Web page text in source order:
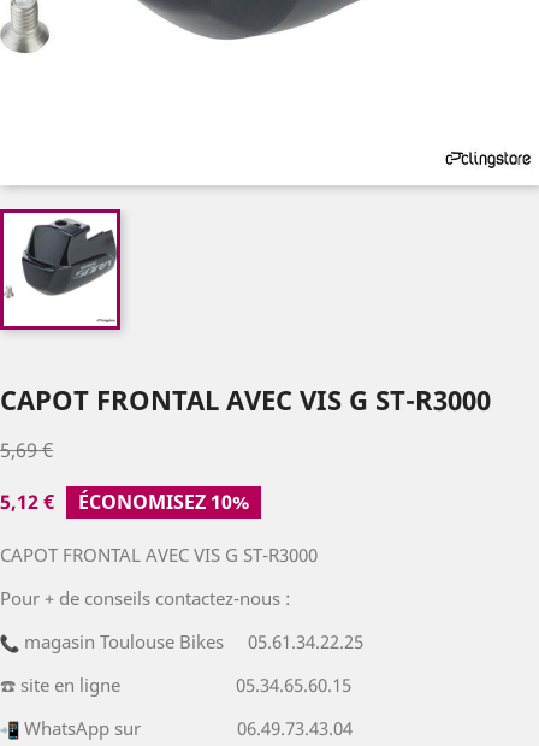
CAPOT FRONTAL AVEC VIS G ST-R3000
5,69 €
5,12 €
ÉCONOMISEZ 10%
CAPOT FRONTAL AVEC VIS G ST-R3000
Pour + de conseils contactez-nous :
magasin Toulouse Bikes 05.61.34.22.25
☎️ site en ligne 05.34.65.60.15
WhatsApp sur 06.49.73.43.04